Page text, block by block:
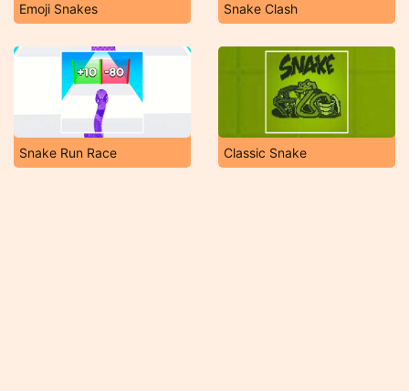
Emoji Snakes Snake Clash
Snake Run Race Classic Snake